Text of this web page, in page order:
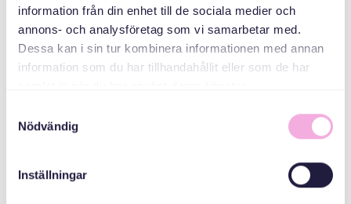
information från din enhet till de sociala medier och
annons- och analysföretag som vi samarbetar med.
Dessa kan i sin tur kombinera informationen med annan
information som du har tillhandahållit eller som de har
Nödvändig
Inställningar
bokningen@svenskamedbaby.se